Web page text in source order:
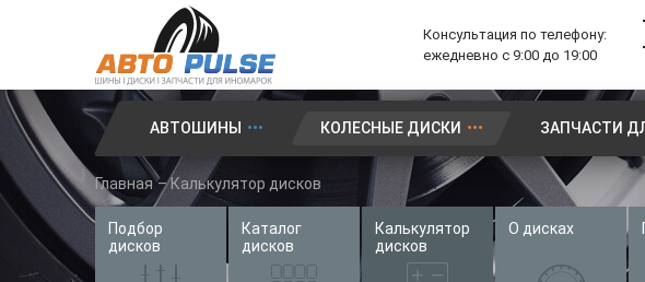
Консультация по телефону:
ежедневно с 9:00 до 19:00
Автошины
Колесные диски
Запчасти для иномарок
Услуги
АВТОШИНЫ КОЛЕСНЫЕ ДИСКИ ЗАПЧАСТИ
Главная –Калькулятор дисков
Подбор
дисков
Каталог
дисков
Калькулятор
дисков
О дисках